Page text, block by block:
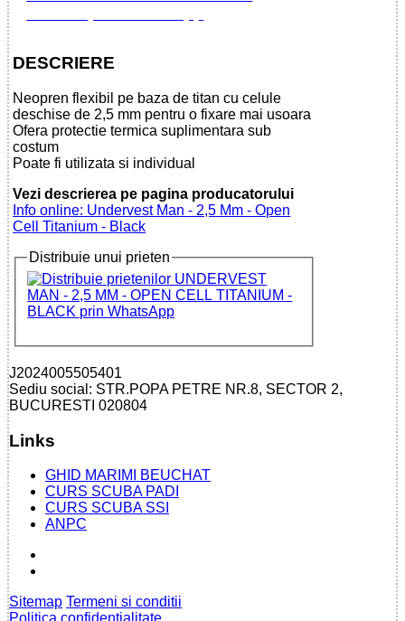
DESCRIERE
Neopren flexibil pe baza de titan cu celule
deschise de 2,5 mm pentru o fixare mai usoara
Ofera protectie termica suplimentara sub
costum
Poate fi utilizata si individual
Vezi descrierea pe pagina producatorului
Info online: Undervest Man - 2,5 Mm - Open
Cell Titanium - Black
Distribuie unui prieten
J2024005505401
Sediu social: STR.POPA PETRE NR.8, SECTOR 2,
BUCURESTI 020804
Links
GHID MARIMI BEUCHAT
CURS SCUBA PADI
CURS SCUBA SSI
ANPC
Sitemap Termeni si conditii